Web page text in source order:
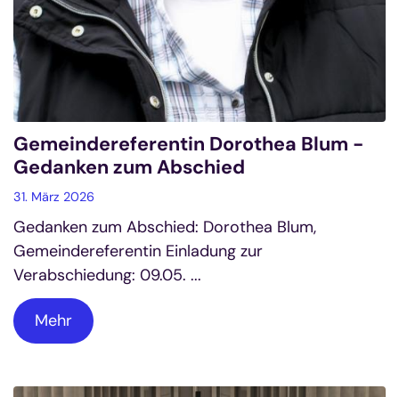
Gemeindereferentin Dorothea Blum -
Gedanken zum Abschied
31. März 2026
Gedanken zum Abschied: Dorothea Blum,
Gemeindereferentin Einladung zur
Verabschiedung: 09.05. ...
Mehr